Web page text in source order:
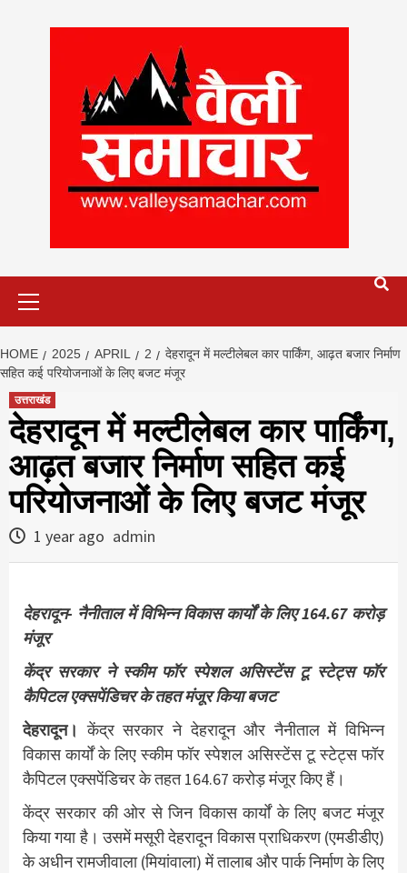
HOME 2025 APRIL 2
देहरादून में मल्टीलेबल कार पार्किंग, आढ़त बजार निर्माण
सहित कई परियोजनाओं के लिए बजट मंजूर
उत्तराखंड
देहरादून में मल्टीलेबल कार पार्किंग,
आढ़त बजार निर्माण सहित कई
परियोजनाओं के लिए बजट मंजूर
1 year ago admin
देहरादून- नैनीताल में विभिन्न विकास कार्यों के लिए 164.67 करोड़
मंजूर
केंद्र सरकार ने स्कीम फॉर स्पेशल असिस्टेंस टू स्टेट्स फॉर
कैपिटल एक्सपेंडिचर के तहत मंजूर किया बजट
देहरादून। केंद्र सरकार ने देहरादून और नैनीताल में विभिन्न
विकास कार्यों के लिए स्कीम फॉर स्पेशल असिस्टेंस टू स्टेट्स फॉर
कैपिटल एक्सपेंडिचर के तहत 164.67 करोड़ मंजूर किए हैं।
केंद्र सरकार की ओर से जिन विकास कार्यों के लिए बजट मंजूर
किया गया है। उसमें मसूरी देहरादून विकास प्राधिकरण (एमडीडीए)
के अधीन रामजीवाला (मियांवाला) में तालाब और पार्क निर्माण के लिए